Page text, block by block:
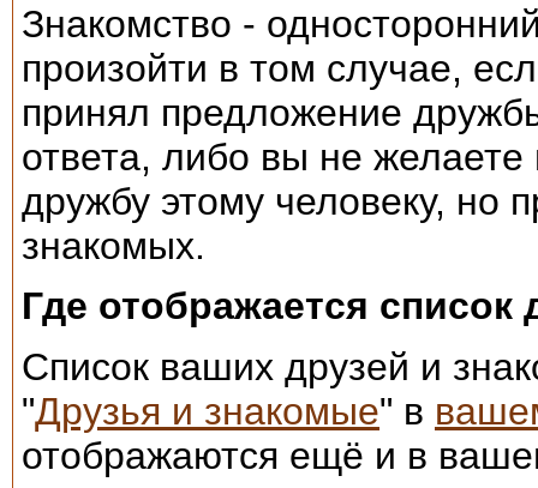
Знакомство -
произойти в том случае,
принял предложение
ответа, либо вы не
дружбу этому человеку, но
знакомых.
Где отображается
Список ваших друзей и
"Друзья и знакомые" в
отображаются ещё и в